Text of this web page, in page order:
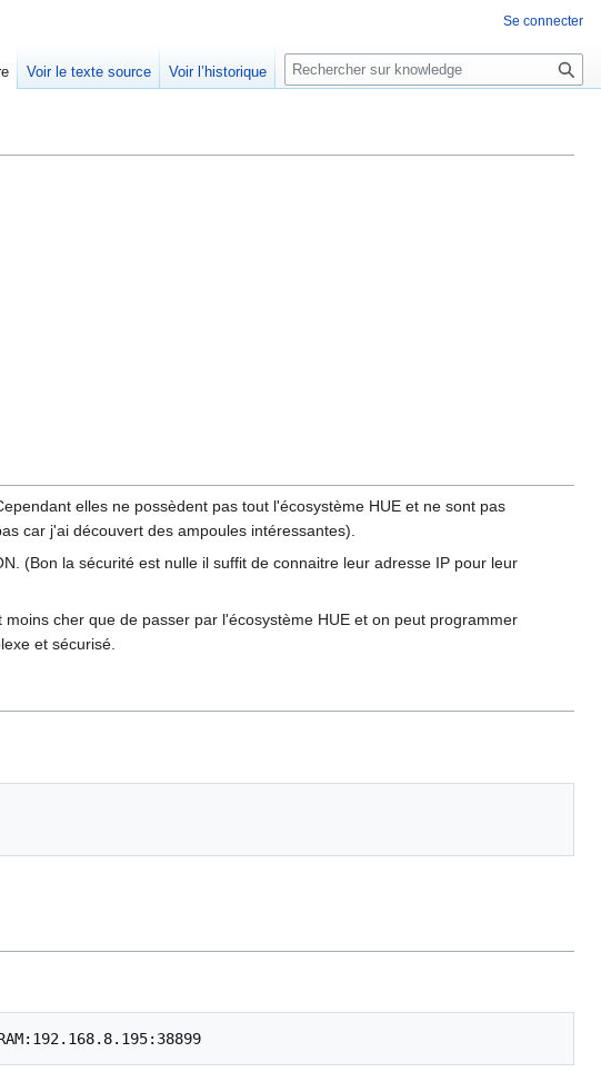
elles ne possèdent pas tout l'écosystème HUE et ne sont pas
car j'ai découvert des ampoules intéressantes).
(Bon la sécurité est nulle il suffit de connaitre leur adresse IP pour leur
moins cher que de passer par l'écosystème HUE et on peut programmer
et sécurisé.
Se connecter
Voir le texte source Voir l’historique
R
e
e